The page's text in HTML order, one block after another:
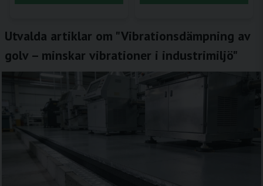
Utvalda artiklar om "Vibrationsdämpning av
golv – minskar vibrationer i industrimiljö"